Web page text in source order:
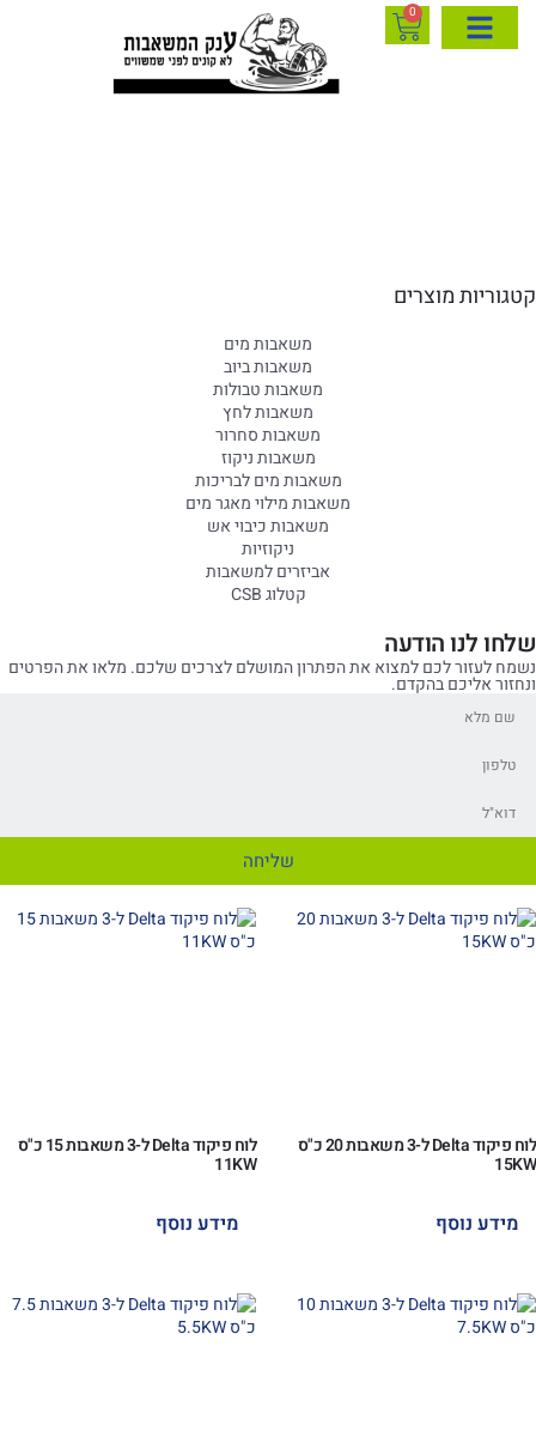
0
קטגוריות מוצרים
משאבות מים
משאבות ביוב
משאבות טבולות
משאבות לחץ
משאבות סחרור
משאבות ניקוז
משאבות מים לבריכות
משאבות מילוי מאגר מים
משאבות כיבוי אש
ניקוזיות
אביזרים למשאבות
קטלוג CSB
שלחו לנו הודעה
נשמח לעזור לכם למצוא את הפתרון המושלם לצרכים שלכם. מלאו את הפרטים
ונחזור אליכם בהקדם.
שליחה
לוח פיקוד Delta ל-3 משאבות 20 כ"ס
15KW
מידע נוסף
לוח פיקוד Delta ל-3 משאבות 15 כ"ס
11KW
מידע נוסף